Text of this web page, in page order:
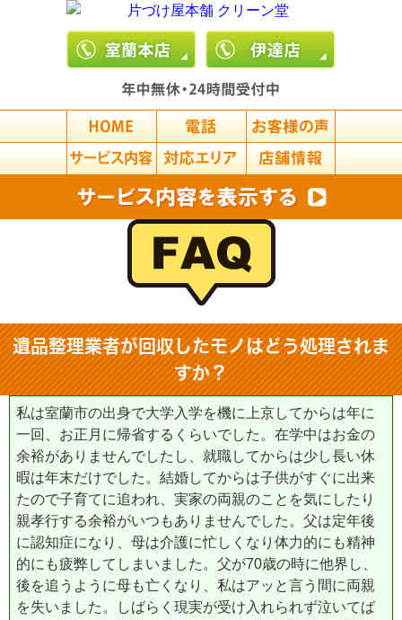
遺品整理業者が回収したモノはどう処理されま
すか？
私は室蘭市の出身で大学入学を機に上京してからは年に
一回、お正月に帰省するくらいでした。在学中はお金の
余裕がありませんでしたし、就職してからは少し長い休
暇は年末だけでした。結婚してからは子供がすぐに出来
たので子育てに追われ、実家の両親のことを気にしたり
親孝行する余裕がいつもありませんでした。父は定年後
に認知症になり、母は介護に忙しくなり体力的にも精神
的にも疲弊してしまいました。父が70歳の時に他界し、
後を追うように母も亡くなり、私はアッと言う間に両親
を失いました。しばらく現実が受け入れられず泣いてば